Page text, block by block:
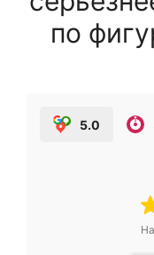
по
5.0